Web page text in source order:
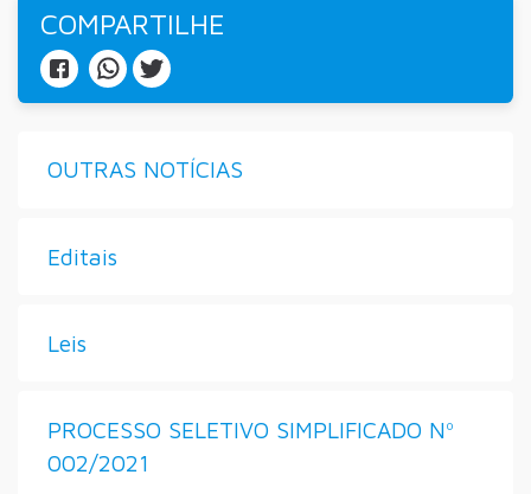
COMPARTILHE
OUTRAS NOTÍCIAS
Editais
Leis
PROCESSO SELETIVO SIMPLIFICADO Nº
002/2021